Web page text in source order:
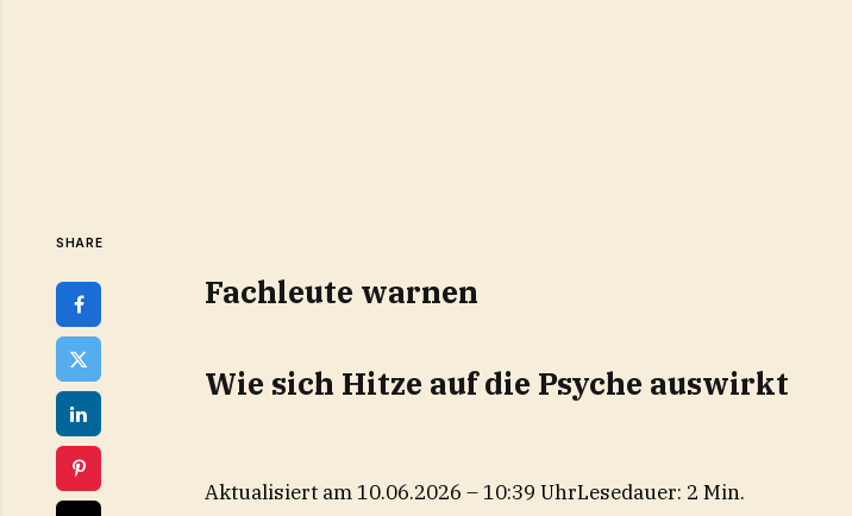
SHARE
Fachleute warnen
Wie sich Hitze auf die Psyche auswirkt
Aktualisiert am 10.06.2026 – 10:39 UhrLesedauer: 2 Min.